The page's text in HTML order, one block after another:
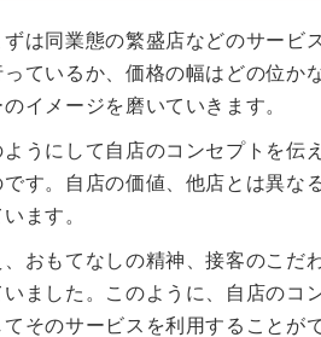
は同業態の繁盛店などのサービ
ているか、価格の幅はどの位か
イメージを磨いていきます。
うにして自店のコンセプトを伝
す。自店の価値、他店とは異な
ます。
おもてなしの精神、接客のこだ
ました。このように、自店のコ
そのサービスを利用することが